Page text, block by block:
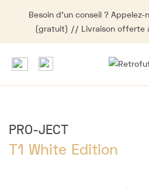
Besoin d'un conseil ? Appelez-
(gratuit) // Livraison offerte
PRO-JECT
T1 White Edition